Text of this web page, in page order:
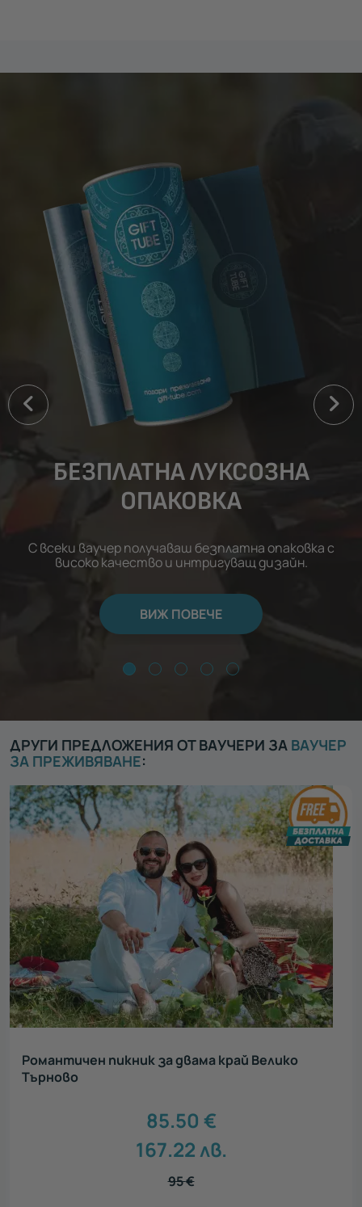
БЕЗПЛАТНА ЛУКСОЗНА
ОПАКОВКА
С всеки ваучер получаваш безплатна опаковка с
високо качество и интригуващ дизайн.
ВИЖ ПОВЕЧЕ
ДРУГИ ПРЕДЛОЖЕНИЯ ОТ ВАУЧЕРИ ЗА ВАУЧЕР
ЗА ПРЕЖИВЯВАНЕ:
Романтичен пикник за двама край Велико
Търново
85.50 €
167.22 лв.
95€